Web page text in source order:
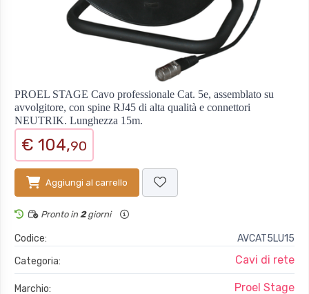
PROEL STAGE Cavo professionale Cat. 5e, assemblato su
avvolgitore, con spine RJ45 di alta qualità e connettori
NEUTRIK. Lunghezza 15m.
€ 104,90
Aggiungi al carrello
Pronto in 2giorni
Codice:
AVCAT5LU15
Categoria:
Cavi di rete
Marchio: Proel Stage